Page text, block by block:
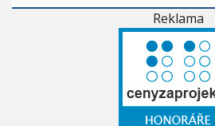
Reklama